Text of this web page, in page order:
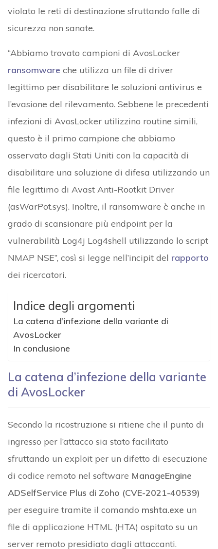
violato le reti di destinazione sfruttando falle di
sicurezza non sanate.
“Abbiamo trovato campioni di AvosLocker
ransomware che utilizza un file di driver
legittimo per disabilitare le soluzioni antivirus e
l’evasione del rilevamento. Sebbene le precedenti
infezioni di AvosLocker utilizzino routine simili,
questo è il primo campione che abbiamo
osservato dagli Stati Uniti con la capacità di
disabilitare una soluzione di difesa utilizzando un
file legittimo di Avast Anti-Rootkit Driver
(asWarPot.sys). Inoltre, il ransomware è anche in
grado di scansionare più endpoint per la
vulnerabilità Log4j Log4shell utilizzando lo script
NMAP NSE”, così si legge nell’incipit del rapporto
dei ricercatori.
Indice degli argomenti
La catena d’infezione della variante di
AvosLocker
In conclusione
La catena d’infezione della variante
di AvosLocker
Secondo la ricostruzione si ritiene che il punto di
ingresso per l’attacco sia stato facilitato
sfruttando un exploit per un difetto di esecuzione
di codice remoto nel software ManageEngine
ADSelfService Plus di Zoho (CVE-2021-40539)
per eseguire tramite il comando mshta.exe un
file di applicazione HTML (HTA) ospitato su un
server remoto presidiato dagli attaccanti.